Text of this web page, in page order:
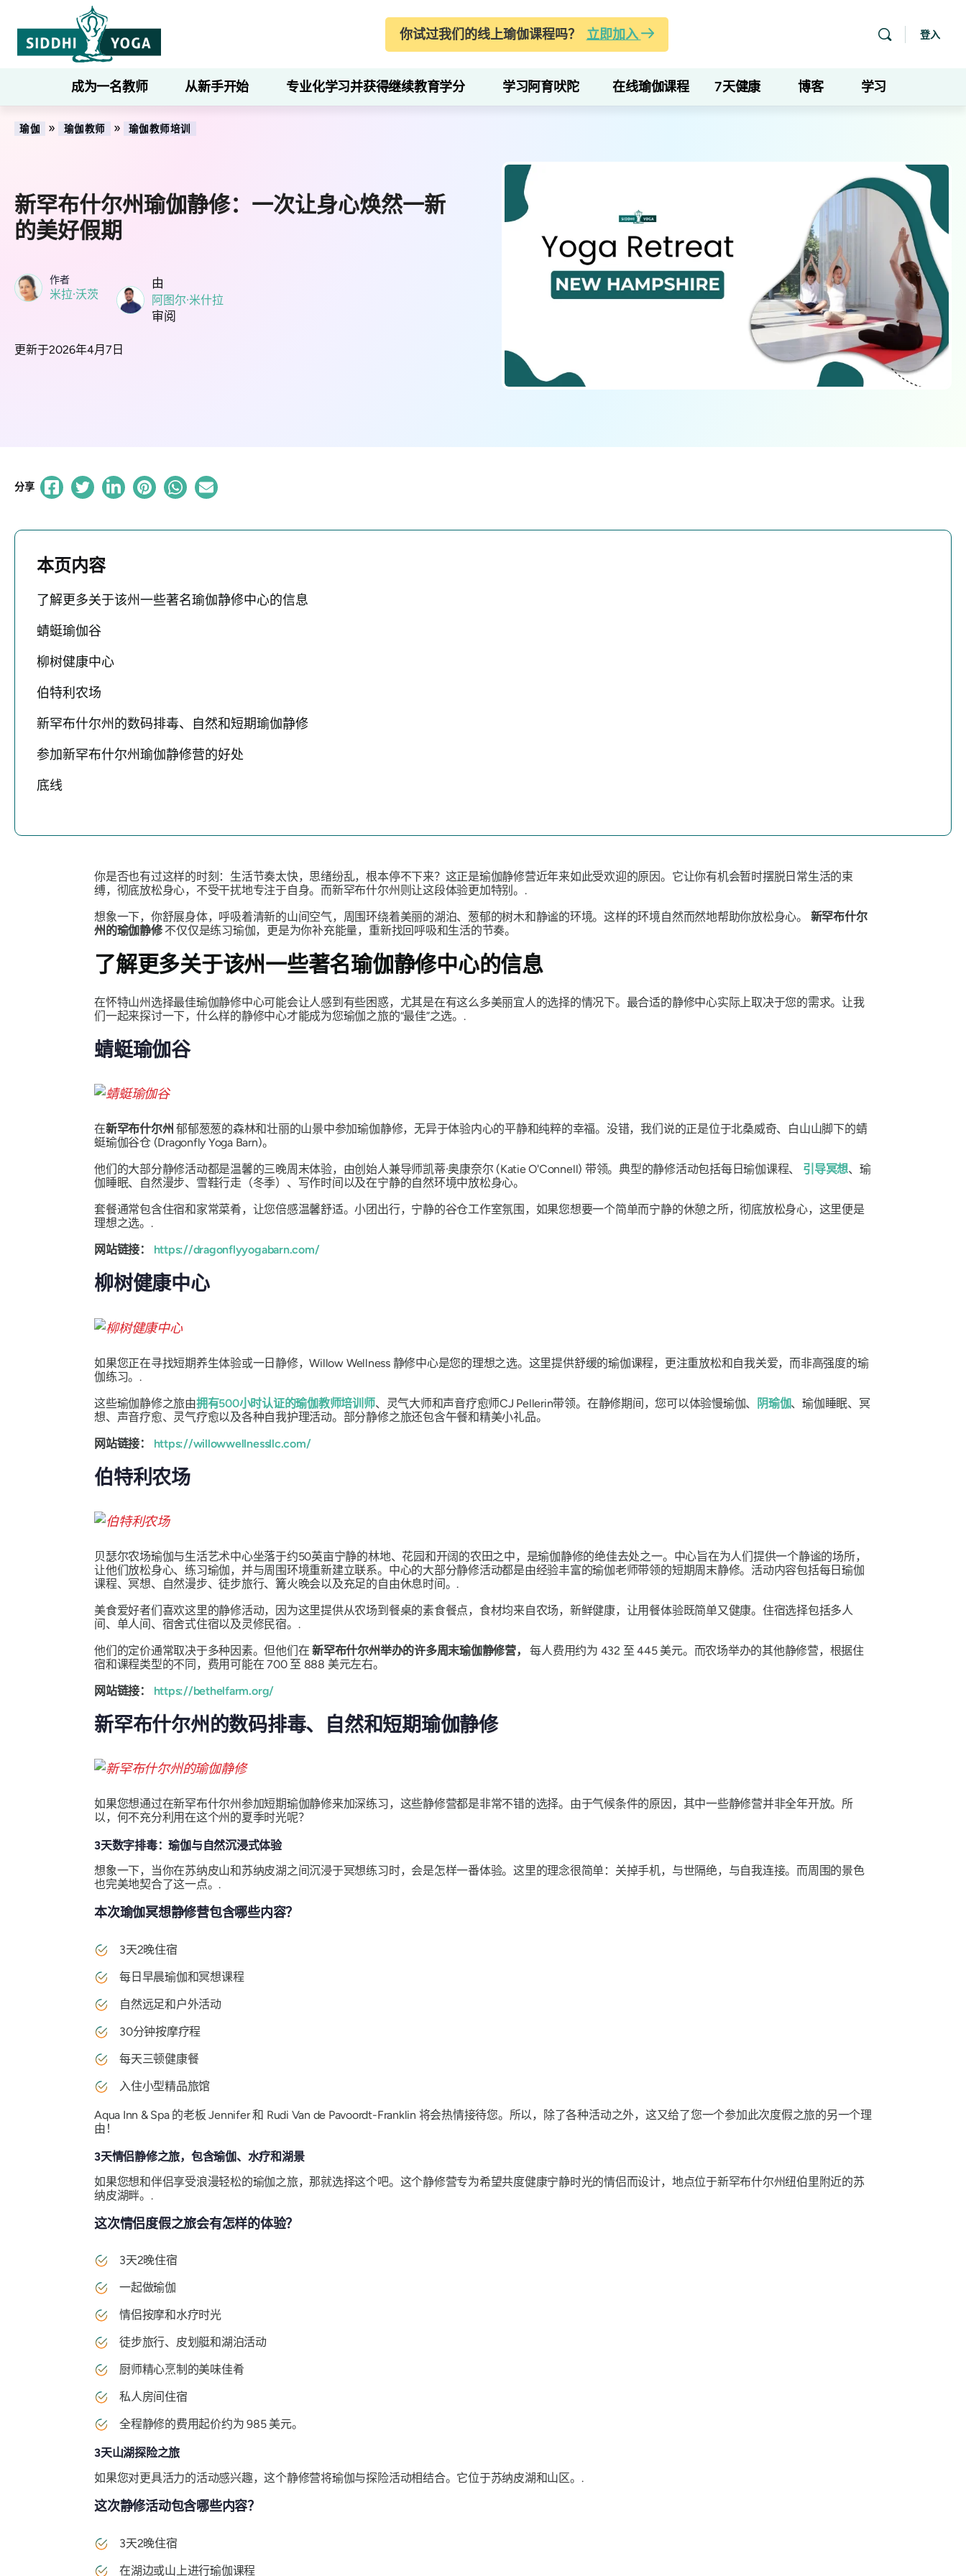
你试过我们的线上瑜伽课程吗？ 立即加入 登入
成为一名教师 从新手开始 专业化学习并获得继续教育学分 学习阿育吠陀 在线瑜伽课程 7天健康 博客 学习
瑜伽 » 瑜伽教师 » 瑜伽教师培训
新罕布什尔州瑜伽静修：一次让身心焕然一新
的美好假期
作者
米拉·沃茨
由
阿图尔·米什拉
审阅
更新于2026年4月7日
分享
本页内容
了解更多关于该州一些著名瑜伽静修中心的信息
蜻蜓瑜伽谷
柳树健康中心
伯特利农场
新罕布什尔州的数码排毒、自然和短期瑜伽静修
参加新罕布什尔州瑜伽静修营的好处
底线
你是否也有过这样的时刻：生活节奏太快，思绪纷乱，根本停不下来？这正是瑜伽静修营近年来如此受欢迎的原因。它让你有机会暂时摆脱日常生活的束
缚，彻底放松身心，不受干扰地专注于自身。而新罕布什尔州则让这段体验更加特别。.
想象一下，你舒展身体，呼吸着清新的山间空气，周围环绕着美丽的湖泊、葱郁的树木和静谧的环境。这样的环境自然而然地帮助你放松身心。 新罕布什尔
州的瑜伽静修不仅仅是练习瑜伽，更是为你补充能量，重新找回呼吸和生活的节奏。
了解更多关于该州一些著名瑜伽静修中心的信息
在怀特山州选择最佳瑜伽静修中心可能会让人感到有些困惑，尤其是在有这么多美丽宜人的选择的情况下。最合适的静修中心实际上取决于您的需求。让我
们一起来探讨一下，什么样的静修中心才能成为您瑜伽之旅的“最佳”之选。.
蜻蜓瑜伽谷
在新罕布什尔州郁郁葱葱的森林和壮丽的山景中参加瑜伽静修，无异于体验内心的平静和纯粹的幸福。没错，我们说的正是位于北桑威奇、白山山脚下的蜻
蜓瑜伽谷仓 (Dragonfly Yoga Barn)。
他们的大部分静修活动都是温馨的三晚周末体验，由创始人兼导师凯蒂·奥康奈尔 (Katie O'Connell) 带领。典型的静修活动包括每日瑜伽课程、 引导冥想、瑜
伽睡眠、自然漫步、雪鞋行走（冬季）、写作时间以及在宁静的自然环境中放松身心。
套餐通常包含住宿和家常菜肴，让您倍感温馨舒适。小团出行，宁静的谷仓工作室氛围，如果您想要一个简单而宁静的休憩之所，彻底放松身心，这里便是
理想之选。.
网站链接： https://dragonflyyogabarn.com/
柳树健康中心
如果您正在寻找短期养生体验或一日静修，Willow Wellness 静修中心是您的理想之选。这里提供舒缓的瑜伽课程，更注重放松和自我关爱，而非高强度的瑜
伽练习。.
这些瑜伽静修之旅由拥有500小时认证的瑜伽教师培训师、灵气大师和声音疗愈师CJ Pellerin带领。在静修期间，您可以体验慢瑜伽、 阴瑜伽、瑜伽睡眠、冥
想、声音疗愈、灵气疗愈以及各种自我护理活动。部分静修之旅还包含午餐和精美小礼品。
网站链接： https://willowwellnessllc.com/
伯特利农场
贝瑟尔农场瑜伽与生活艺术中心坐落于约50英亩宁静的林地、花园和开阔的农田之中，是瑜伽静修的绝佳去处之一。中心旨在为人们提供一个静谧的场所，
让他们放松身心、练习瑜伽，并与周围环境重新建立联系。中心的大部分静修活动都是由经验丰富的瑜伽老师带领的短期周末静修。活动内容包括每日瑜伽
课程、冥想、自然漫步、徒步旅行、篝火晚会以及充足的自由休息时间。.
美食爱好者们喜欢这里的静修活动，因为这里提供从农场到餐桌的素食餐点，食材均来自农场，新鲜健康，让用餐体验既简单又健康。住宿选择包括多人
间、单人间、宿舍式住宿以及灵修民宿。.
他们的定价通常取决于多种因素。但他们在新罕布什尔州举办的许多周末瑜伽静修营，每人费用约为 432 至 445 美元。而农场举办的其他静修营，根据住
宿和课程类型的不同，费用可能在 700 至 888 美元左右。
网站链接： https://bethelfarm.org/
新罕布什尔州的数码排毒、自然和短期瑜伽静修
如果您想通过在新罕布什尔州参加短期瑜伽静修来加深练习，这些静修营都是非常不错的选择。由于气候条件的原因，其中一些静修营并非全年开放。所
以，何不充分利用在这个州的夏季时光呢？
3天数字排毒：瑜伽与自然沉浸式体验
想象一下，当你在苏纳皮山和苏纳皮湖之间沉浸于冥想练习时，会是怎样一番体验。这里的理念很简单：关掉手机，与世隔绝，与自我连接。而周围的景色
也完美地契合了这一点。.
本次瑜伽冥想静修营包含哪些内容？
3天2晚住宿
每日早晨瑜伽和冥想课程
自然远足和户外活动
30分钟按摩疗程
每天三顿健康餐
入住小型精品旅馆
Aqua Inn & Spa 的老板 Jennifer 和 Rudi Van de Pavoordt-Franklin 将会热情接待您。所以，除了各种活动之外，这又给了您一个参加此次度假之旅的另一个理
由！
3天情侣静修之旅，包含瑜伽、水疗和湖景
如果您想和伴侣享受浪漫轻松的瑜伽之旅，那就选择这个吧。这个静修营专为希望共度健康宁静时光的情侣而设计，地点位于新罕布什尔州纽伯里附近的苏
纳皮湖畔。.
这次情侣度假之旅会有怎样的体验？
3天2晚住宿
一起做瑜伽
情侣按摩和水疗时光
徒步旅行、皮划艇和湖泊活动
厨师精心烹制的美味佳肴
私人房间住宿
全程静修的费用起价约为 985 美元。
3天山湖探险之旅
如果您对更具活力的活动感兴趣，这个静修营将瑜伽与探险活动相结合。它位于苏纳皮湖和山区。.
这次静修活动包含哪些内容？
3天2晚住宿
在湖边或山上进行瑜伽课程